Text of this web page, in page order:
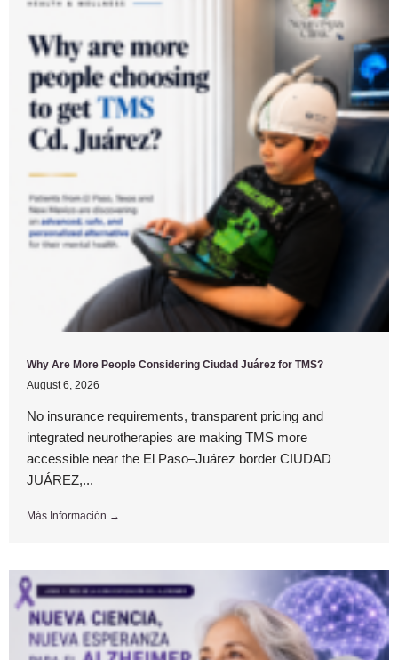
Why Are More People Considering Ciudad Juárez for TMS?
August 6, 2026
No insurance requirements, transparent pricing and
integrated neurotherapies are making TMS more
accessible near the El Paso–Juárez border CIUDAD
JUÁREZ,...
Más Información →